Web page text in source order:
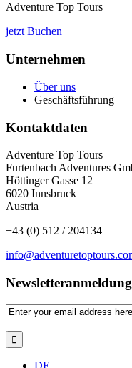
Adventure Top Tours
jetzt Buchen
Unternehmen
Über uns
Geschäftsführung
Kontaktdaten
Adventure Top Tours
Furtenbach Adventures
Höttinger Gasse 12
6020 Innsbruck
Austria
+43 (0) 512 / 204134
DE